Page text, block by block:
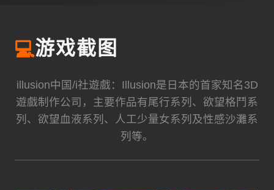
💻游戏截图
illusion中国/i社遊戲：Illusion是日本的首家知名3D
遊戲制作公司，主要作品有尾行系列、欲望格鬥系
列、欲望血液系列、人工少量女系列及性感沙灘系
列等。